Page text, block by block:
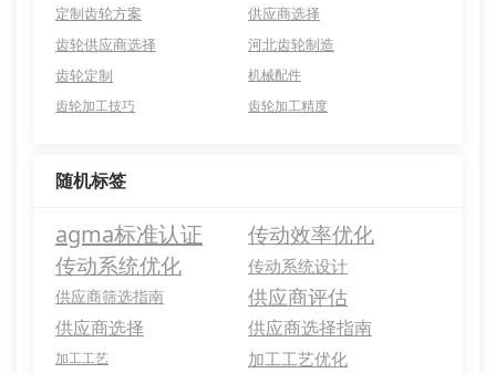
定制齿轮方案
供应商选择
齿轮供应商选择
河北齿轮制造
齿轮定制
机械配件
齿轮加工技巧
齿轮加工精度
随机标签
agma标准认证
传动效率优化
传动系统优化
传动系统设计
供应商筛选指南 供应商评估
供应商选择 供应商选择指南
加工工艺 加工工艺优化